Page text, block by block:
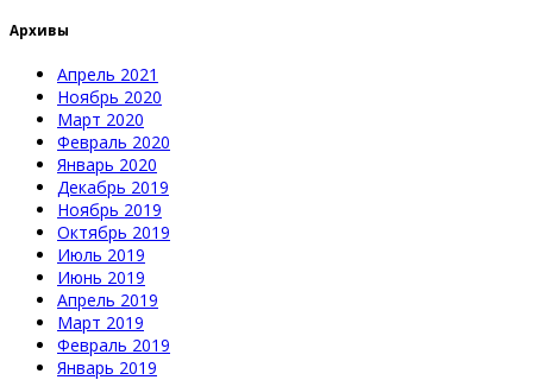
Архивы
Апрель 2021
Ноябрь 2020
Март 2020
Февраль 2020
Январь 2020
Декабрь 2019
Ноябрь 2019
Октябрь 2019
Июль 2019
Июнь 2019
Апрель 2019
Март 2019
Февраль 2019
Январь 2019